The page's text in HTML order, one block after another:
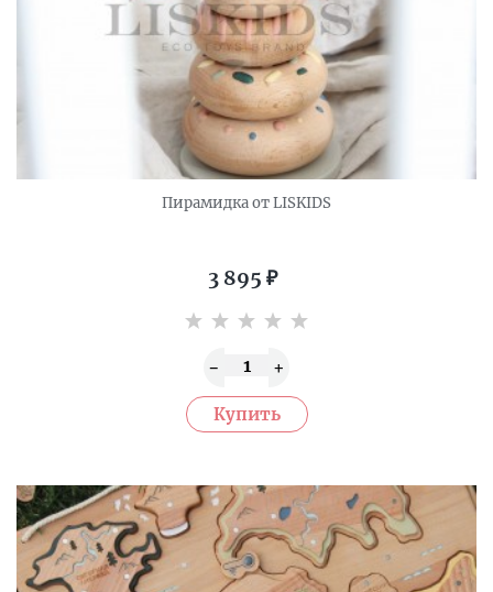
Пирамидка от LISKIDS
3 895 ₽